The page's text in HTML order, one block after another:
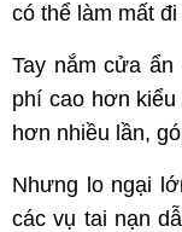
có thể làm mất
Tay nắm cửa
phí cao hơn
hơn nhiều lần,
Nhưng lo ngại
các vụ tai nạn